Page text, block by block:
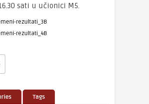
sati u učionici M5.
rezultati_3B
rezultati_4B
Tags